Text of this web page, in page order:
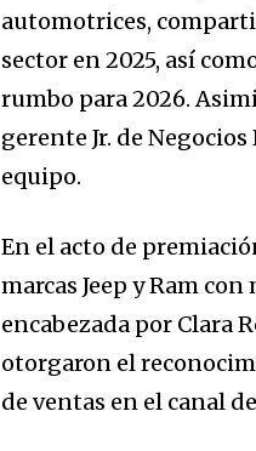
automotrices,
sector en 2025, así
rumbo para 2026.
gerente Jr. de
equipo.
En el acto de
marcas Jeep y Ram
encabezada por Clara
otorgaron el
de ventas en el canal